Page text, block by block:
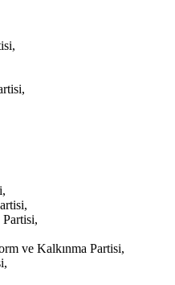
ve Kalkınma Partisi,